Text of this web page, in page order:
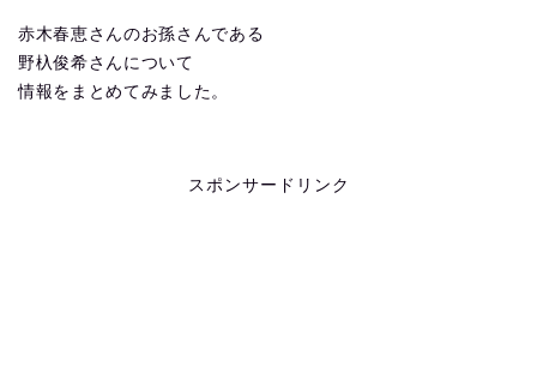
赤木春恵さんのお孫さんである
野杁俊希さんについて
情報をまとめてみました。
スポンサードリンク